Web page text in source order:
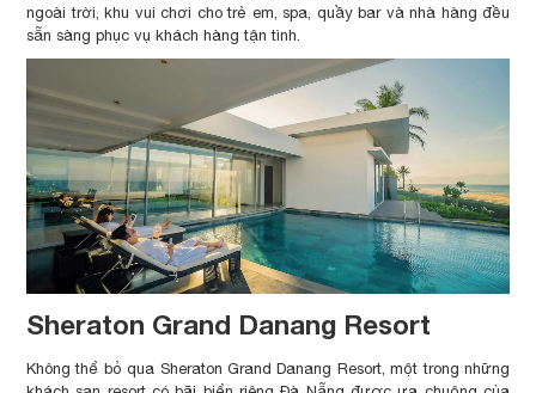
ngoài trời, khu vui chơi cho trẻ em, spa, quầy bar và nhà hàng đều
sẵn sàng phục vụ khách hàng tận tình.
Sheraton Grand Danang Resort
Không thể bỏ qua Sheraton Grand Danang Resort, một trong những